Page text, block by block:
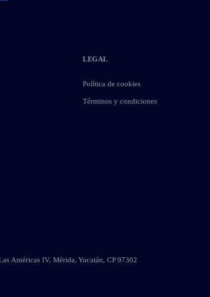
LEGAL
Política de cookies
Términos y condiciones
Américas IV, Mérida, Yucatán, CP 97302